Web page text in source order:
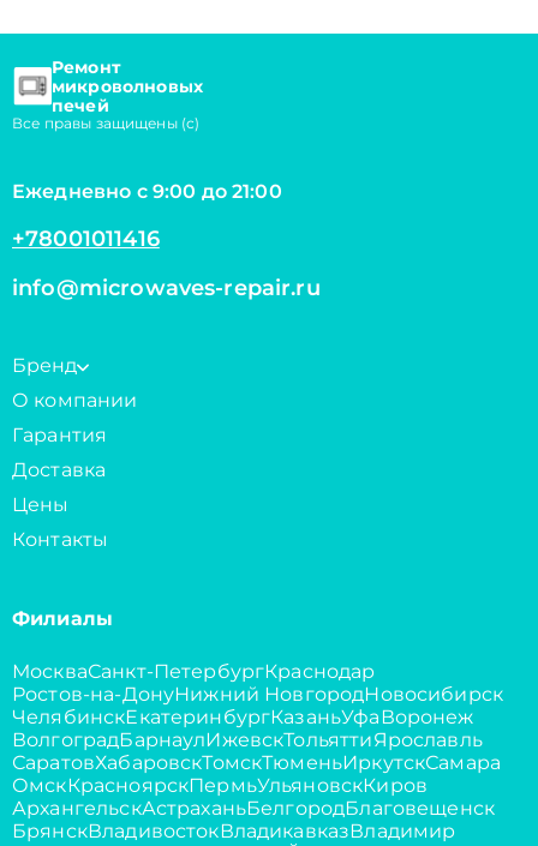
Ремонт
микроволновых
печей
Все правы защищены (с)
Ежедневно с 9:00 до 21:00
+78001011416
info@microwaves-repair.ru
Бренд
О компании
Гарантия
Доставка
Цены
Контакты
Филиалы
МоскваСанкт-ПетербургКраснодар
Ростов-на-ДонуНижний НовгородНовосибирск
ЧелябинскЕкатеринбургКазаньУфаВоронеж
ВолгоградБарнаулИжевскТольяттиЯрославль
СаратовХабаровскТомскТюменьИркутскСамара
ОмскКрасноярскПермьУльяновскКиров
АрхангельскАстраханьБелгородБлаговещенск
БрянскВладивостокВладикавказВладимир